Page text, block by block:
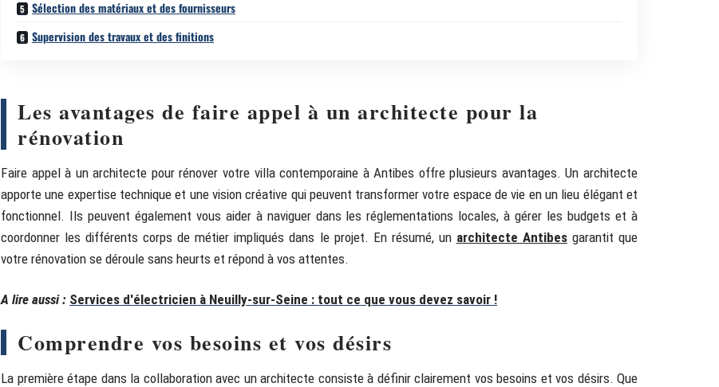
Sélection des matériaux et des fournisseurs
Supervision des travaux et des finitions
Les avantages de faire appel à un architecte pour la
rénovation
Faire appel à un architecte pour rénover votre villa contemporaine à Antibes offre plusieurs avantages. Un architecte
apporte une expertise technique et une vision créative qui peuvent transformer votre espace de vie en un lieu élégant et
fonctionnel. Ils peuvent également vous aider à naviguer dans les réglementations locales, à gérer les budgets et à
coordonner les différents corps de métier impliqués dans le projet. En résumé, un architecte Antibesgarantit que
votre rénovation se déroule sans heurts et répond à vos attentes.
A lire aussi : Services d'électricien à Neuilly-sur-Seine : tout ce que vous devez savoir !
Comprendre vos besoins et vos désirs
La première étape dans la collaboration avec un architecte consiste à définir clairement vos besoins et vos désirs. Que